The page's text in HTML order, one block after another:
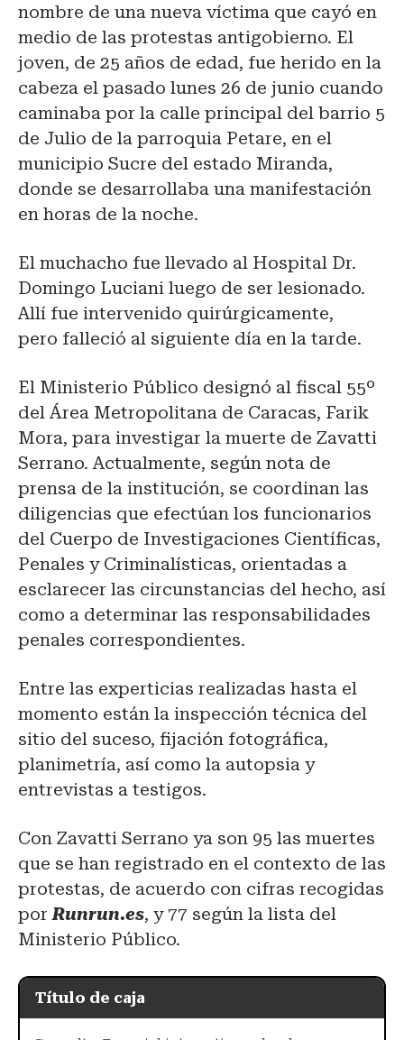
nombre de una nueva víctima que cayó en
medio de las protestas antigobierno. El
joven, de 25 años de edad, fue herido en la
cabeza el pasado lunes 26 de junio cuando
caminaba por la calle principal del barrio 5
de Julio de la parroquia Petare, en el
municipio Sucre del estado Miranda,
donde se desarrollaba una manifestación
en horas de la noche.
El muchacho fue llevado al Hospital Dr.
Domingo Luciani luego de ser lesionado.
Allí fue intervenido quirúrgicamente,
pero falleció al siguiente día en la tarde.
El Ministerio Público designó al fiscal 55º
del Área Metropolitana de Caracas, Farik
Mora, para investigar la muerte de Zavatti
Serrano. Actualmente, según nota de
prensa de la institución, se coordinan las
diligencias que efectúan los funcionarios
del Cuerpo de Investigaciones Científicas,
Penales y Criminalísticas, orientadas a
esclarecer las circunstancias del hecho, así
como a determinar las responsabilidades
penales correspondientes.
Entre las experticias realizadas hasta el
momento están la inspección técnica del
sitio del suceso, fijación fotográfica,
planimetría, así como la autopsia y
entrevistas a testigos.
Con Zavatti Serrano ya son 95 las muertes
que se han registrado en el contexto de las
protestas, de acuerdo con cifras recogidas
porRunrun.es, y 77 según la lista del
Ministerio Público.
Título de caja